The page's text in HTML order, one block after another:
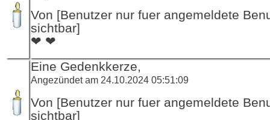
Von [Benutzer nur fuer angemeldete
sichtbar]
❤ ❤
Eine Gedenkkerze,
Angezündet am 24.10.2024 05:51:09
Von [Benutzer nur fuer angemeldete
sichtbar]